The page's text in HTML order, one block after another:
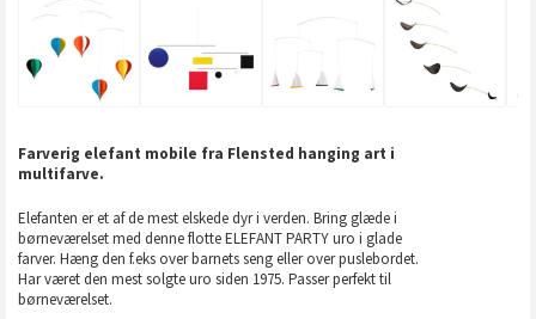
Farverig elefant mobile fra Flensted hanging art i
multifarve.
Elefanten er et af de mest elskede dyr i verden. Bring glæde i
børneværelset med denne flotte ELEFANT PARTY uro i glade
farver. Hæng den f.eks over barnets seng eller over puslebordet.
Har været den mest solgte uro siden 1975. Passer perfekt til
børneværelset.